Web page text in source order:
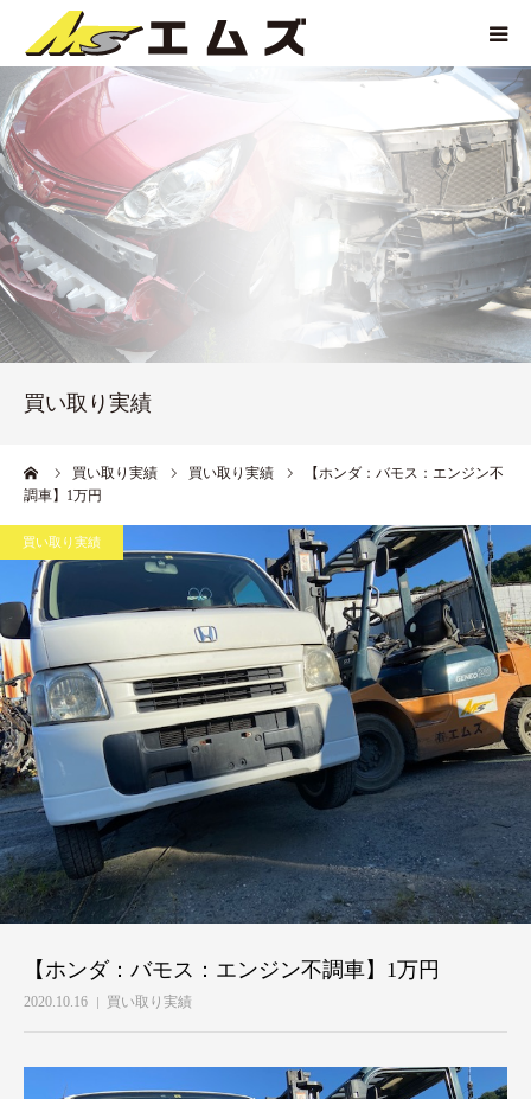
買い取り実績
買い取り実績 買い取り実績
【ホンダ：バモス：エンジン不
調車】1万円
買い取り実績
【ホンダ：バモス：エンジン不調車】1万円
2020.10.16 買い取り実績
HOME
企業紹介
サービス紹介
お問い合わせ